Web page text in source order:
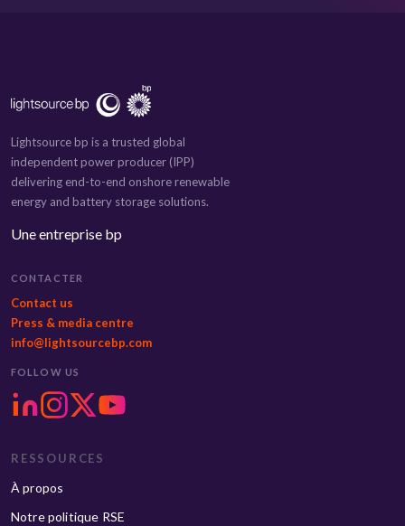
Lightsource bp is a trusted global
independent power producer (IPP)
delivering end-to-end onshore renewable
energy and battery storage solutions.
Une entreprise bp
CONTACTER
Contact us
Press & media centre
info@lightsourcebp.com
FOLLOW US
RESSOURCES
À propos
Notre politique RSE